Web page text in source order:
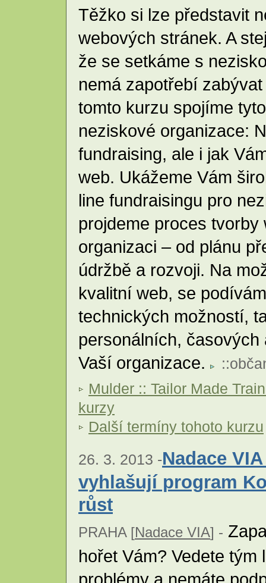
Těžko si lze představit
webových stránek. A
že se setkáme s
nemá zapotřebí
tomto kurzu spojíme
neziskové organizace:
fundraising, ale i jak
web. Ukážeme Vám
line fundraisingu pro
projdeme proces
organizaci – od plánu
údržbě a rozvoji. Na
kvalitní web, se
technických možností,
personálních,
Vaší organizace.
::
Mulder :: Tailor Made
kurzy
Další termíny tohoto kurzu
26. 3. 2013 -Nadace
vyhlašují program
růst
PRAHA [Nadace VIA] -
hořet Vám? Vedete tým